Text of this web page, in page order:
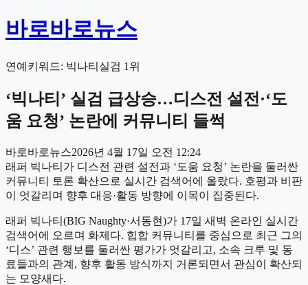
바로바로뉴스
연예 키워드: 빅나티 실검 1 위
‘빅나티’ 실검 급상승…디스전 설전·‘도
움 요청’ 논란에 커뮤니티 들썩
바로바로뉴스2026년 4월 17일 오전 12:24
래퍼 빅나티가 디스전 관련 설전과 ‘도움 요청’ 논란을 둘러싼
커뮤니티 토론 확산으로 실시간 검색어에 올랐다. 호평과 비판
이 엇갈리며 향후 대응·활동 방향에 이목이 집중된다.
래퍼 빅나티(BIG Naughty·서동현)가 17일 새벽 온라인 실시간
검색어에 오르며 화제다. 힙합 커뮤니티를 중심으로 최근 그의
‘디스’ 관련 행보를 둘러싼 평가가 엇갈리고, 소속 크루 및 동
료들과의 관계, 향후 활동 방식까지 거론되면서 관심이 확산되
는 모양새다.